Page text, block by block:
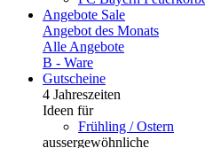
Angebote Sale
Angebot des Monats
Alle Angebote
B - Ware
Gutscheine
4 Jahreszeiten
Ideen für
Frühling / Ostern
aussergewöhnliche